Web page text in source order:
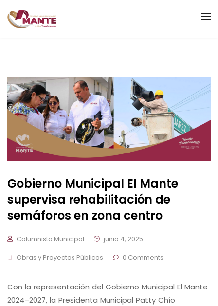
Gobierno Municipal El Mante
supervisa rehabilitación de
semáforos en zona centro
Columnista Municipal
junio 4, 2025
Obras y Proyectos Públicos
0 Comments
Con la representación del Gobierno Municipal El Mante
2024–2027, la Presidenta Municipal Patty Chío